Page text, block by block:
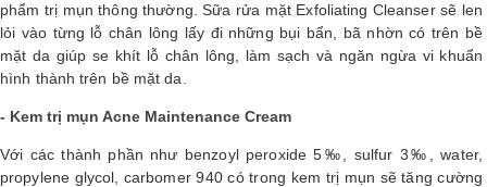
phẩm trị mụn thông thường. Sữa rửa mặt Exfoliating Cleanser sẽ len
lỏi vào từng lỗ chân lông lấy đi những bụi bẩn, bã nhờn có trên bề
mặt da giúp se khít lỗ chân lông, làm sạch và ngăn ngừa vi khuẩn
hình thành trên bề mặt da.
- Kem trị mụn Acne Maintenance Cream
Với các thành phần như benzoyl peroxide 5‰, sulfur 3‰, water,
propylene glycol, carbomer 940 có trong kem trị mụn sẽ tăng cường